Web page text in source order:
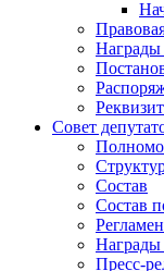
Награды
Совет
Состав
Состав
Награды
Пресс-